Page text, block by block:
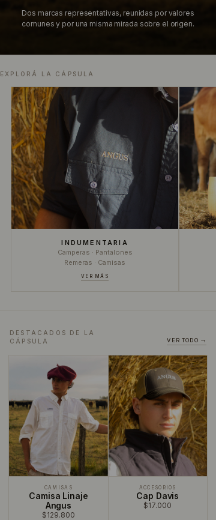
Dos marcas representativas, reunidas por valores
comunes y por una misma mirada sobre el origen.
EXPLORÁ LA CÁPSULA
INDUMENTARIA
Camperas · Pantalones
Remeras · Camisas
VER MÁS
DESTACADOS DE LA
CÁPSULA
VER TODO →
CAMISAS
Camisa Linaje
Angus
$129.800
ACCESORIOS
Cap Davis
$17.000